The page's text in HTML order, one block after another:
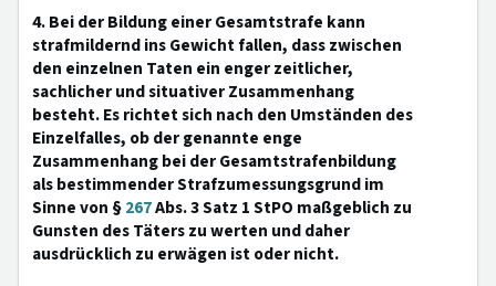
4. Bei der Bildung einer Gesamtstrafe kann
strafmildernd ins Gewicht fallen, dass zwischen
den einzelnen Taten ein enger zeitlicher,
sachlicher und situativer Zusammenhang
besteht. Es richtet sich nach den Umständen des
Einzelfalles, ob der genannte enge
Zusammenhang bei der Gesamtstrafenbildung
als bestimmender Strafzumessungsgrund im
Sinne von §267Abs. 3 Satz 1 StPO maßgeblich zu
Gunsten des Täters zu werten und daher
ausdrücklich zu erwägen ist oder nicht.